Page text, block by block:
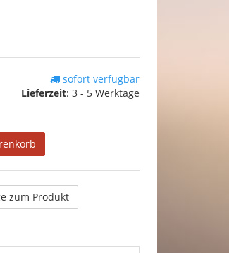
sofort verfügbar
Lieferzeit: 3 - 5 Werktage
zum Produkt